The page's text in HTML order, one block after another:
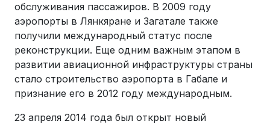
обслуживания пассажиров. В 2009 году
аэропорты в Лянкяране и Загатале также
получили международный статус после
реконструкции. Еще одним важным этапом в
развитии авиационной инфраструктуры страны
стало строительство аэропорта в Габале и
признание его в 2012 году международным.
23 апреля 2014 года был открыт новый